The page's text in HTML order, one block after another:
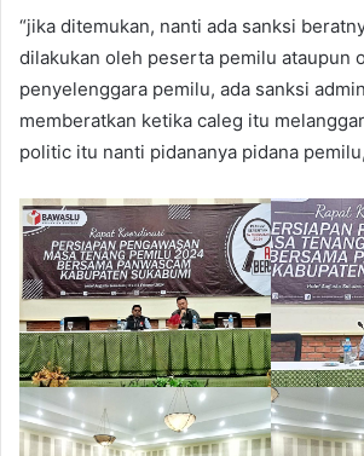
“jika ditemukan, nanti ada sanksi
dilakukan oleh peserta pemilu ataupun
penyelenggara pemilu, ada sanksi
memberatkan ketika caleg itu
politic itu nanti pidananya pidana